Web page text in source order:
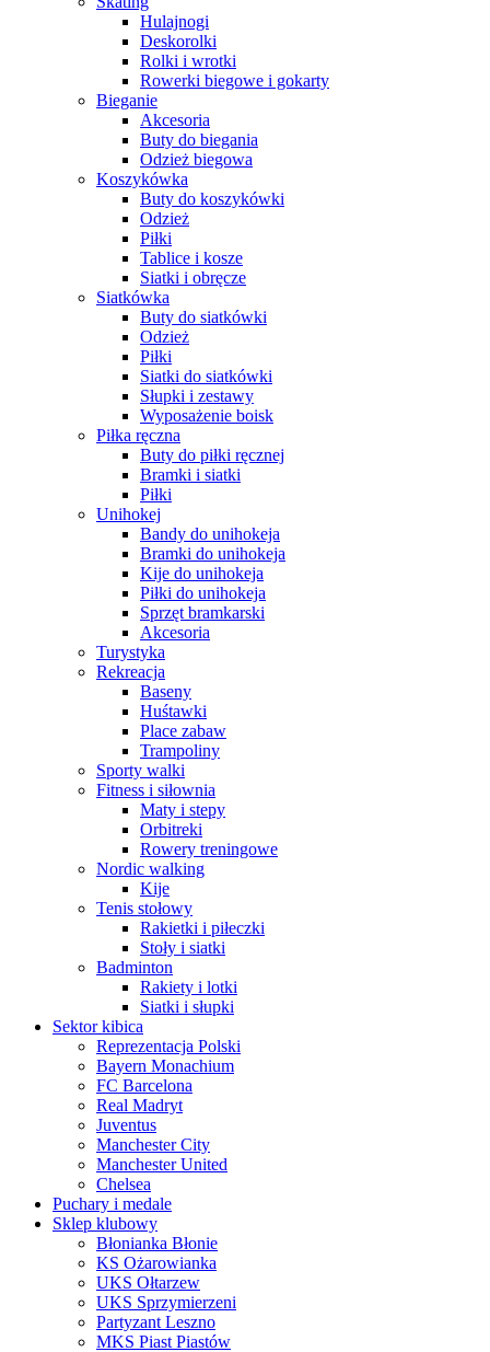
Hulajnogi
Deskorolki
Rolki i wrotki
Rowerki biegowe i gokarty
Bieganie
Akcesoria
Buty do biegania
Odzież biegowa
Koszykówka
Buty do koszykówki
Odzież
Piłki
Tablice i kosze
Siatki i obręcze
Siatkówka
Buty do siatkówki
Odzież
Piłki
Siatki do siatkówki
Słupki i zestawy
Wyposażenie boisk
Piłka ręczna
Buty do piłki ręcznej
Bramki i siatki
Piłki
Unihokej
Bandy do unihokeja
Bramki do unihokeja
Kije do unihokeja
Piłki do unihokeja
Sprzęt bramkarski
Akcesoria
Turystyka
Rekreacja
Baseny
Huśtawki
Place zabaw
Trampoliny
Sporty walki
Fitness i siłownia
Maty i stepy
Orbitreki
Rowery treningowe
Nordic walking
Kije
Tenis stołowy
Rakietki i piłeczki
Stoły i siatki
Badminton
Rakiety i lotki
Siatki i słupki
Sektor kibica
Reprezentacja Polski
Bayern Monachium
FC Barcelona
Real Madryt
Juventus
Manchester City
Manchester United
Chelsea
Puchary i medale
Sklep klubowy
Błonianka Błonie
KS Ożarowianka
UKS Ołtarzew
UKS Sprzymierzeni
Partyzant Leszno
MKS Piast Piastów